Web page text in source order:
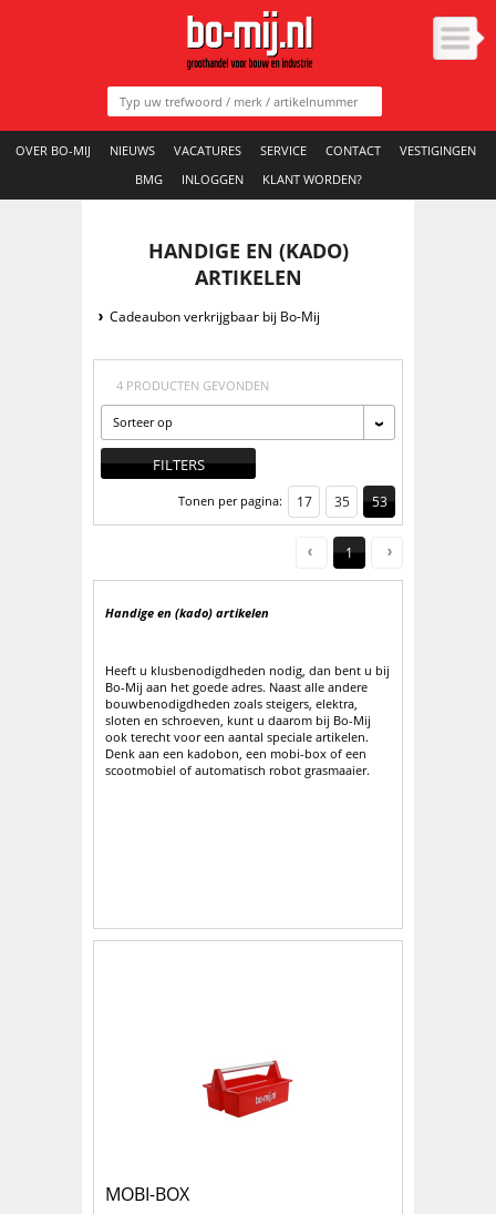
OVER BO-MIJ NIEUWS VACATURES SERVICE CONTACT
VESTIGINGEN
BMG
INLOGGEN KLANT WORDEN?
HANDIGE EN (KADO)
ARTIKELEN
Cadeaubon verkrijgbaar bij Bo-Mij
4 PRODUCTEN GEVONDEN
Sorteer op
FILTERS
Tonen per pagina: 17 35 53
1
Handige en (kado) artikelen
Heeft u klusbenodigdheden nodig, dan bent u bij
Bo-Mij aan het goede adres. Naast alle andere
bouwbenodigdheden zoals steigers, elektra,
sloten en schroeven, kunt u daarom bij Bo-Mij
ook terecht voor een aantal speciale artikelen.
Denk aan een kadobon, een mobi-box of een
scootmobiel of automatisch robot grasmaaier.
MOBI-BOX